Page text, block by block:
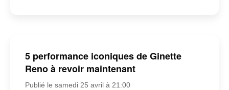
5 performance iconiques de Ginette
Reno à revoir maintenant
Publié le samedi 25 avril à 21:00